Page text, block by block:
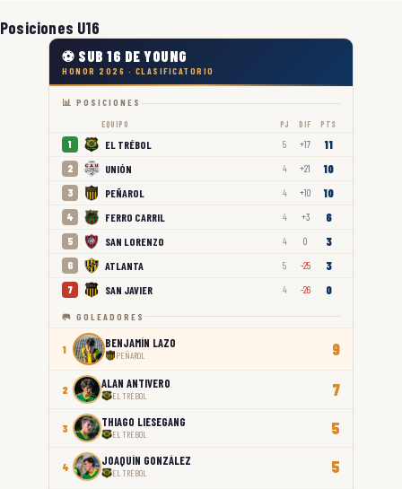
Posiciones U16
⚽ SUB 16 DE YOUNG
HONOR 2026 · CLASIFICATORIO
📊 POSICIONES
EQUIPO PJ DIF PTS
1 EL TRÉBOL 5 +17 11
2 UNIÓN 4 +21 10
3 PEÑAROL 4 +10 10
4 FERRO CARRIL 4 +3 6
5 SAN LORENZO 4 0 3
6 ATLANTA 5 -25 3
7 SAN JAVIER 4 -26 0
🥅 GOLEADORES
1 BENJAMÍN LAZO
PEÑAROL 9
2 ALAN ANTIVERO
EL TRÉBOL 7
3 THIAGO LIESEGANG
EL TRÉBOL 5
4 JOAQUÍN GONZÁLEZ
EL TRÉBOL 5